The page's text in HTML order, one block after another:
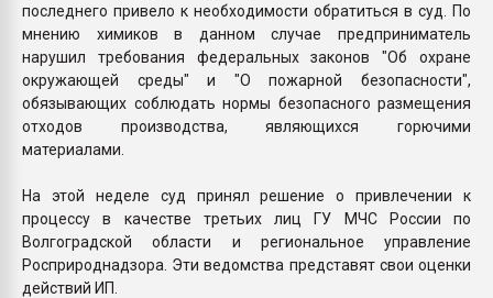
последнего привело к необходимости обратиться в суд. По
мнению химиков в данном случае предприниматель
нарушил требования федеральных законов "Об охране
окружающей среды" и "О пожарной безопасности",
обязывающих соблюдать нормы безопасного размещения
отходов производства, являющихся горючими
материалами.
На этой неделе суд принял решение о привлечении к
процессу в качестве третьих лиц ГУ МЧС России по
Волгоградской области и региональное управление
Росприроднадзора. Эти ведомства представят свои оценки
действий ИП.